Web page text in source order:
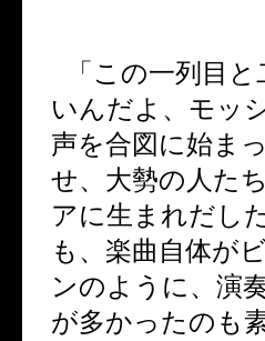
「この一列目
いんだよ、モッ
声を合図に始ま
せ、大勢の人た
アに生まれだし
も、楽曲自体が
ンのように、演
が多かったのも